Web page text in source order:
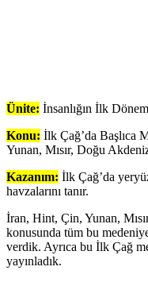
Ünite: İnsanlığın İlk
Konu: İlk Çağ’da Başlıca
Yunan, Mısır, Doğu
Kazanım: İlk Çağ’da
havzalarını tanır.
İran, Hint, Çin, Yunan,
konusunda tüm bu
verdik. Ayrıca bu İlk Çağ
yayınladık.